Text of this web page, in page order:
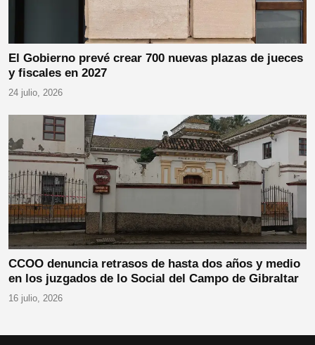
El Gobierno prevé crear 700 nuevas plazas de jueces
y fiscales en 2027
24 julio, 2026
CCOO denuncia retrasos de hasta dos años y medio
en los juzgados de lo Social del Campo de Gibraltar
16 julio, 2026